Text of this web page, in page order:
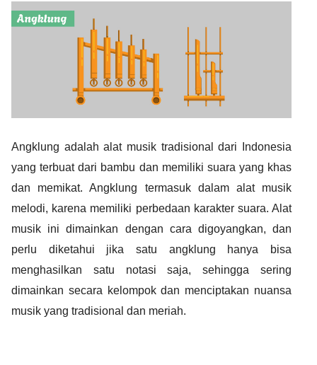
Angklung adalah alat musik tradisional dari Indonesia
yang terbuat dari bambu dan memiliki suara yang khas
dan memikat.Angklung termasuk dalam alat musik
melodi, karena memiliki perbedaan karakter suara. Alat
musik ini dimainkan dengan cara digoyangkan, dan
perlu diketahui jika satu angklung hanya bisa
menghasilkan satu notasi saja, sehingga sering
dimainkan secara kelompok dan menciptakan nuansa
musik yang tradisional dan meriah.